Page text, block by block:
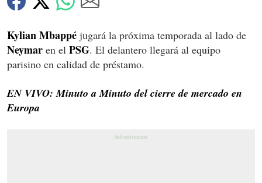
Kylian Mbappé jugará la próxima temporada al lado de
Neymar en el PSG. El delantero llegará al equipo
parisino en calidad de préstamo.
EN VIVO: Minuto a Minuto del cierre de mercado en
Europa